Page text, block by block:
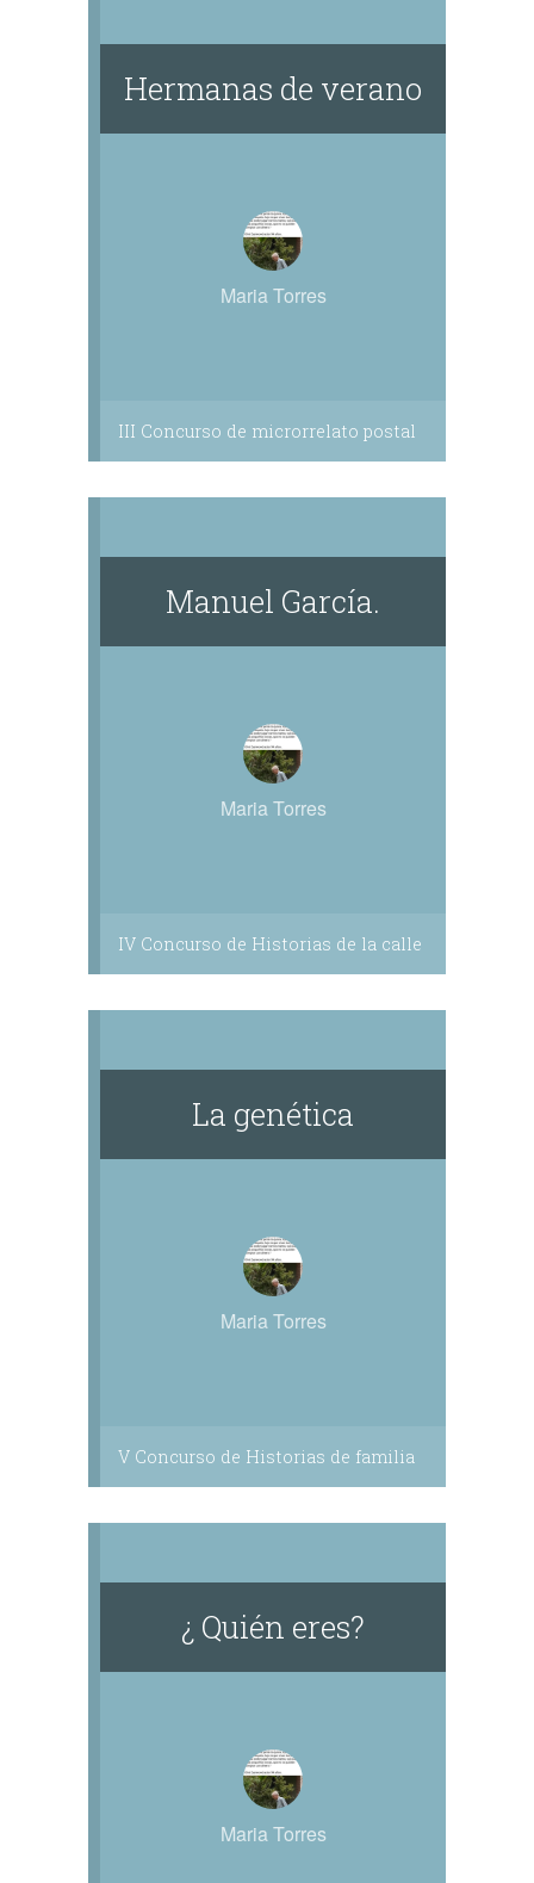
Hermanas de verano
Maria Torres
III Concurso de microrrelato postal
Manuel García.
Maria Torres
IV Concurso de Historias de la calle
La genética
Maria Torres
V Concurso de Historias de familia
¿ Quién eres?
Maria Torres